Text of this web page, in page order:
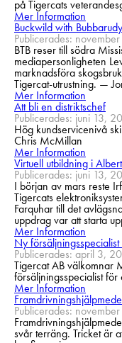
på Tigercats
Mer Information
Buckwild with Bubbarudy
Publicerades:
BTB reser till södra
mediapersonligheten
marknadsföra
Tigercat-utrustning. —
Mer Information
Att bli en distriktschef
Publicerades: juni 13,
Hög kundservicenivå
Chris McMillan
Mer Information
Virtuell utbildning i
Publicerades: juni 13,
I början av mars reste
Tigercats
Farquhar till det
uppdrag var att starta
Mer Information
Ny
Publicerades: april 3,
Tigercat AB välkomnar
försäljningsspecialist
Mer Information
Publicerades:
svår terräng. Tricket är